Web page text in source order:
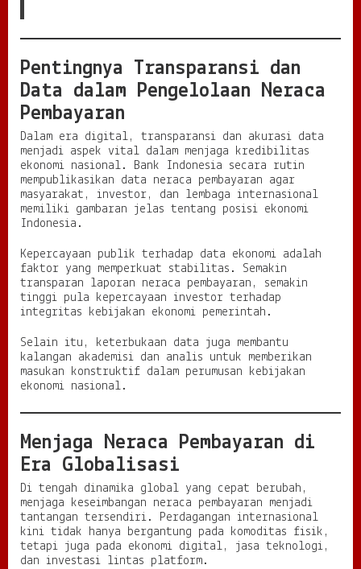
Pentingnya Transparansi dan
Data dalam Pengelolaan Neraca
Pembayaran
Dalam era digital, transparansi dan akurasi data
menjadi aspek vital dalam menjaga kredibilitas
ekonomi nasional. Bank Indonesia secara rutin
mempublikasikan data neraca pembayaran agar
masyarakat, investor, dan lembaga internasional
memiliki gambaran jelas tentang posisi ekonomi
Indonesia.
Kepercayaan publik terhadap data ekonomi adalah
faktor yang memperkuat stabilitas. Semakin
transparan laporan neraca pembayaran, semakin
tinggi pula kepercayaan investor terhadap
integritas kebijakan ekonomi pemerintah.
Selain itu, keterbukaan data juga membantu
kalangan akademisi dan analis untuk memberikan
masukan konstruktif dalam perumusan kebijakan
ekonomi nasional.
Menjaga Neraca Pembayaran di
Era Globalisasi
Di tengah dinamika global yang cepat berubah,
menjaga keseimbangan neraca pembayaran menjadi
tantangan tersendiri. Perdagangan internasional
kini tidak hanya bergantung pada komoditas fisik,
tetapi juga pada ekonomi digital, jasa teknologi,
dan investasi lintas platform.